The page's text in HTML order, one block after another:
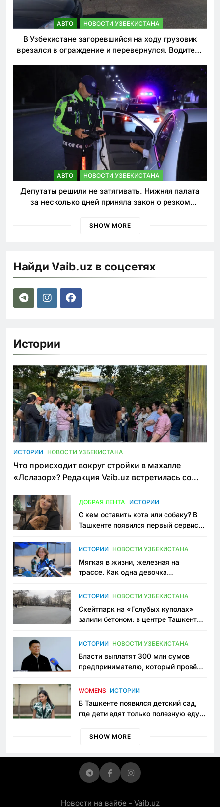
АВТО НОВОСТИ УЗБЕКИСТАНА
В Узбекистане загоревшийся на ходу грузовик
врезался в ограждение и перевернулся. Водитель
АВТО НОВОСТИ УЗБЕКИСТАНА
Депутаты решили не затягивать. Нижняя палата
за несколько дней приняла закон о резком
SHOW MORE
Найди Vaib.uz в соцсетях
Истории
ИСТОРИИ НОВОСТИ УЗБЕКИСТАНА
Что происходит вокруг стройки в махалле
«Лолазор»? Редакция Vaib.uz встретилась со
ДОБРАЯ ЛЕНТА ИСТОРИИ
С кем оставить кота или собаку? В
Ташкенте появился первый сервис
ИСТОРИИ НОВОСТИ УЗБЕКИСТАНА
Мягкая в жизни, железная на
трассе. Как одна девочка
Узбекистане
ИСТОРИИ НОВОСТИ УЗБЕКИСТАНА
Скейтпарк на «Голубых куполах»
залили бетоном: в центре Ташкента
пространство
ИСТОРИИ НОВОСТИ УЗБЕКИСТАНА
Власти выплатят 300 млн сумов
предпринимателю, который провёл
приговору
WOMENS ИСТОРИИ
В Ташкенте появился детский сад,
где дети едят только полезную еду.
просить «кашу без сахара»
SHOW MORE
Новости на вайбе - Vaib.uz